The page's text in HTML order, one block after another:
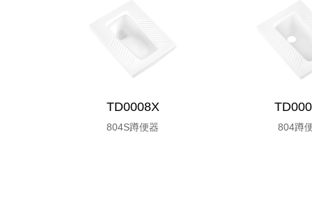
TD0008X
804S蹲便器 804蹲